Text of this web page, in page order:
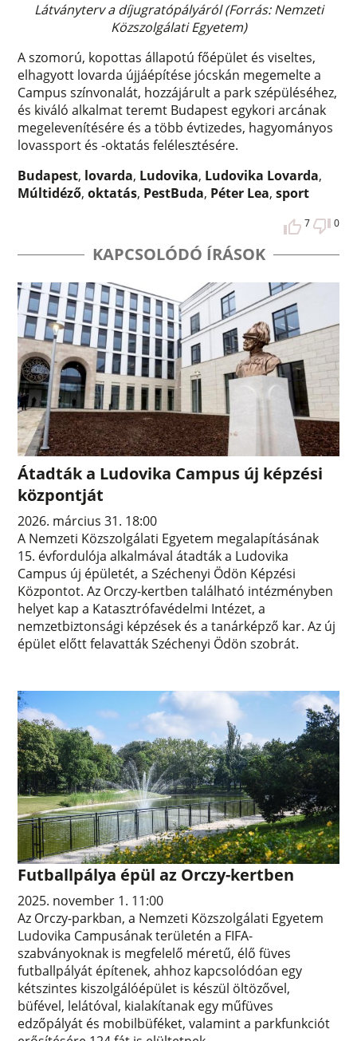
Látványterv a díjugratópályáról (Forrás: Nemzeti
Közszolgálati Egyetem)
A szomorú, kopottas állapotú főépület és viseltes,
elhagyott lovarda újjáépítése jócskán megemelte a
Campus színvonalát, hozzájárult a park szépüléséhez,
és kiváló alkalmat teremt Budapest egykori arcának
megelevenítésére és a több évtizedes, hagyományos
lovassport és -oktatás felélesztésére.
Budapest, lovarda, Ludovika, Ludovika Lovarda,
Múltidéző,oktatás, PestBuda, Péter Lea,sport
7 0
KAPCSOLÓDÓ ÍRÁSOK
Átadták a Ludovika Campus új képzési
központját
2026. március 31. 18:00
A Nemzeti Közszolgálati Egyetem megalapításának
15. évfordulója alkalmával átadták a Ludovika
Campus új épületét, a Széchenyi Ödön Képzési
Központot. Az Orczy-kertben található intézményben
helyet kap a Katasztrófavédelmi Intézet, a
nemzetbiztonsági képzések és a tanárképző kar. Az új
épület előtt felavatták Széchenyi Ödön szobrát.
Futballpálya épül az Orczy-kertben
2025. november 1. 11:00
Az Orczy-parkban, a Nemzeti Közszolgálati Egyetem
Ludovika Campusának területén a FIFA-
szabványoknak is megfelelő méretű, élő füves
futballpályát építenek, ahhoz kapcsolódóan egy
kétszintes kiszolgálóépület is készül öltözővel,
büfével, lelátóval, kialakítanak egy műfüves
edzőpályát és mobilbüféket, valamint a parkfunkciót